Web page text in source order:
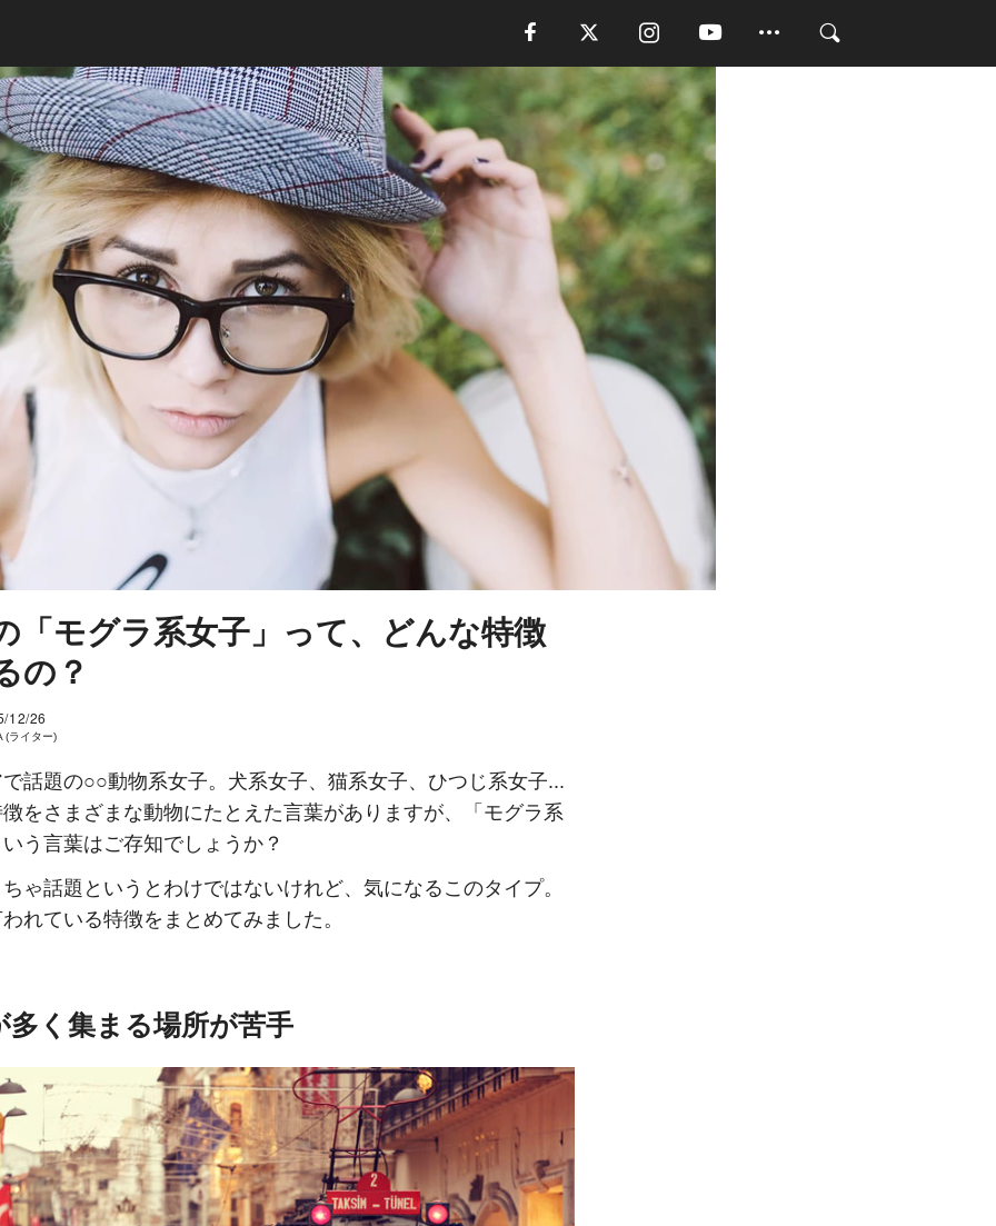
「モグラ系女子」って、どんな特徴
の？
12/26
(ライター)
話題の○○動物系女子。犬系女子、猫系女子、ひつじ系女子...
をさまざまな動物にたとえた言葉がありますが、「モグラ系
う言葉はご存知でしょうか？
ゃ話題というとわけではないけれど、気になるこのタイプ。
れている特徴をまとめてみました。
多く集まる場所が苦手